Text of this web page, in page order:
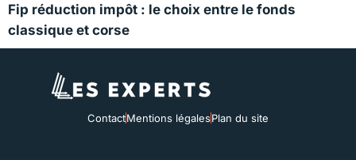
Fip réduction impôt : le choix entre le fonds
classique et corse
ContactMentions légalesPlan du site